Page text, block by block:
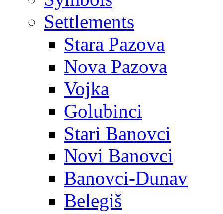
Settlements
Stara Pazova
Nova Pazova
Vojka
Golubinci
Stari Banovci
Novi Banovci
Banovci-Dunav
Belegiš